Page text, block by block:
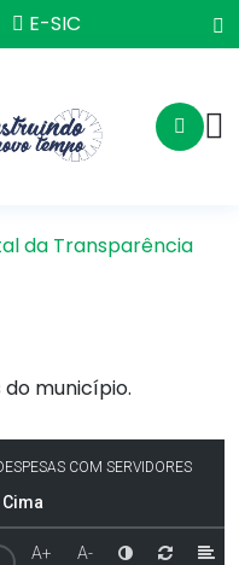
E-SIC
da Transparência
município.